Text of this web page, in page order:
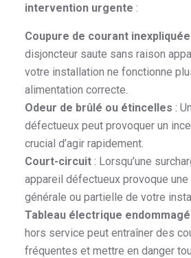
intervention urgente :
Coupure de courant inexpliquée
disjoncteur saute sans raison
votre installation ne fonctionne
alimentation correcte.
Odeur de brûlé ou étincelles :
défectueux peut provoquer un
crucial d’agir rapidement.
Court-circuit : Lorsqu’une
appareil défectueux provoque une
générale ou partielle de votre
Tableau électrique endommagé
hors service peut entraîner des
fréquentes et mettre en danger